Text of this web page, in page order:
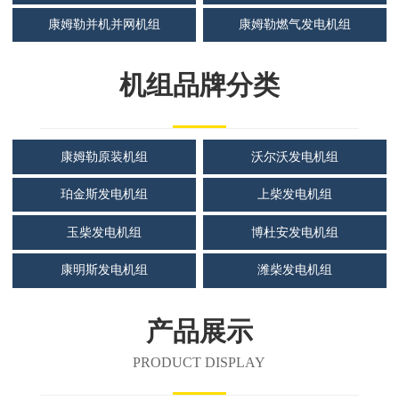
1 2 3
康姆勒并机并网机组 康姆勒燃气发电机组
机组品牌分类
康姆勒原装机组 沃尔沃发电机组
珀金斯发电机组 上柴发电机组
玉柴发电机组 博杜安发电机组
康明斯发电机组 潍柴发电机组
产品展示
PRODUCT DISPLAY